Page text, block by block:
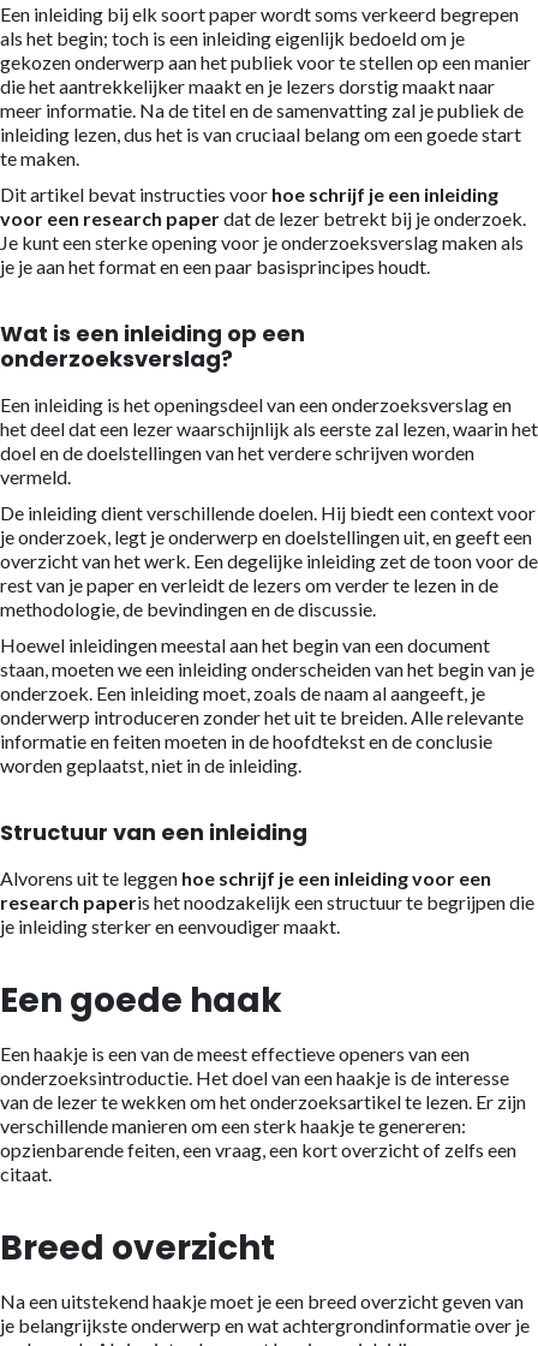
Een inleiding bij elk soort paper wordt soms verkeerd begrepen
als het begin; toch is een inleiding eigenlijk bedoeld om je
gekozen onderwerp aan het publiek voor te stellen op een manier
die het aantrekkelijker maakt en je lezers dorstig maakt naar
meer informatie. Na de titel en de samenvatting zal je publiek de
inleiding lezen, dus het is van cruciaal belang om een goede start
te maken.
Dit artikel bevat instructies voor hoe schrijf je een inleiding
voor een research paperdat de lezer betrekt bij je onderzoek.
Je kunt een sterke opening voor je onderzoeksverslag maken als
je je aan het format en een paar basisprincipes houdt.
Wat is een inleiding op een
onderzoeksverslag?
Een inleiding is het openingsdeel van een onderzoeksverslag en
het deel dat een lezer waarschijnlijk als eerste zal lezen, waarin het
doel en de doelstellingen van het verdere schrijven worden
vermeld.
De inleiding dient verschillende doelen. Hij biedt een context voor
je onderzoek, legt je onderwerp en doelstellingen uit, en geeft een
overzicht van het werk. Een degelijke inleiding zet de toon voor de
rest van je paper en verleidt de lezers om verder te lezen in de
methodologie, de bevindingen en de discussie.
Hoewel inleidingen meestal aan het begin van een document
staan, moeten we een inleiding onderscheiden van het begin van je
onderzoek. Een inleiding moet, zoals de naam al aangeeft, je
onderwerp introduceren zonder het uit te breiden. Alle relevante
informatie en feiten moeten in de hoofdtekst en de conclusie
worden geplaatst, niet in de inleiding.
Structuur van een inleiding
Alvorens uit te leggen hoe schrijf je een inleiding voor een
research paperis het noodzakelijk een structuur te begrijpen die
je inleiding sterker en eenvoudiger maakt.
Een goede haak
Een haakje is een van de meest effectieve openers van een
onderzoeksintroductie. Het doel van een haakje is de interesse
van de lezer te wekken om het onderzoeksartikel te lezen. Er zijn
verschillende manieren om een sterk haakje te genereren:
opzienbarende feiten, een vraag, een kort overzicht of zelfs een
citaat.
Breed overzicht
Na een uitstekend haakje moet je een breed overzicht geven van
je belangrijkste onderwerp en wat achtergrondinformatie over je